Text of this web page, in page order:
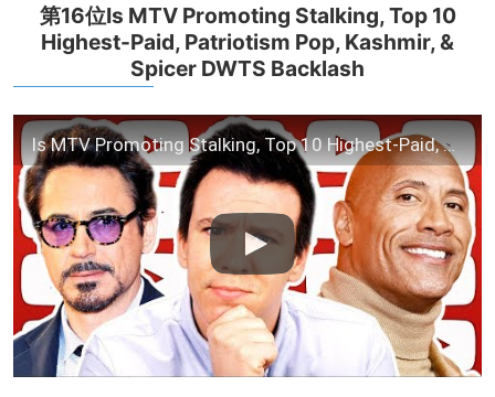
第16位Is MTV Promoting Stalking, Top 10
Highest-Paid, Patriotism Pop, Kashmir, &
Spicer DWTS Backlash
Is MTV Promoting Stalking, Top 10 Highest-Paid, Patriotism Pop, Kashmir, & Spicer DWTS Backlash